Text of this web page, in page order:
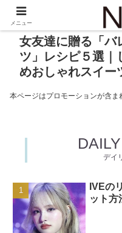
女友達に贈る「バ
ツ」レシピ５選｜
めおしゃれスイー
本ページはプロモーションが含ま
デイ
IVEの
ット方
メニュー